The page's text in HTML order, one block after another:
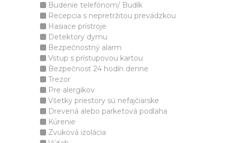
Budenie telefónom/ Budík
Recepcia s nepretržitou prevádzkou
Hasiace prístroje
Detektory dymu
Bezpečnostný alarm
Vstup s prístupovou kartou
Bezpečnosť 24 hodín denne
Trezor
Pre alergikov
Všetky priestory sú nefajčiarske
Drevená alebo parketová podlaha
Kúrenie
Zvuková izolácia